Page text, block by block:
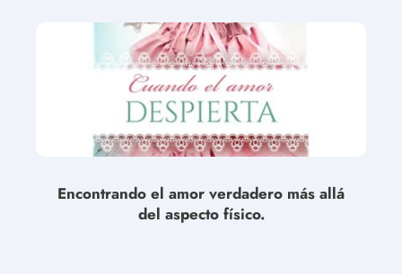
Encontrando el amor verdadero más allá
del aspecto físico.